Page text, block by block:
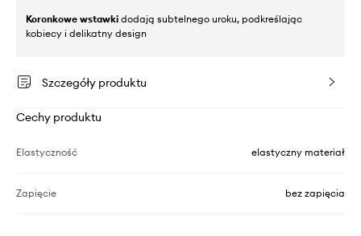
Koronkowe wstawki dodają subtelnego uroku, podkreślając
kobiecy i delikatny design
Szczegóły produktu
Cechy produktu
Elastyczność elastyczny materiał
Zapięcie bez zapięcia